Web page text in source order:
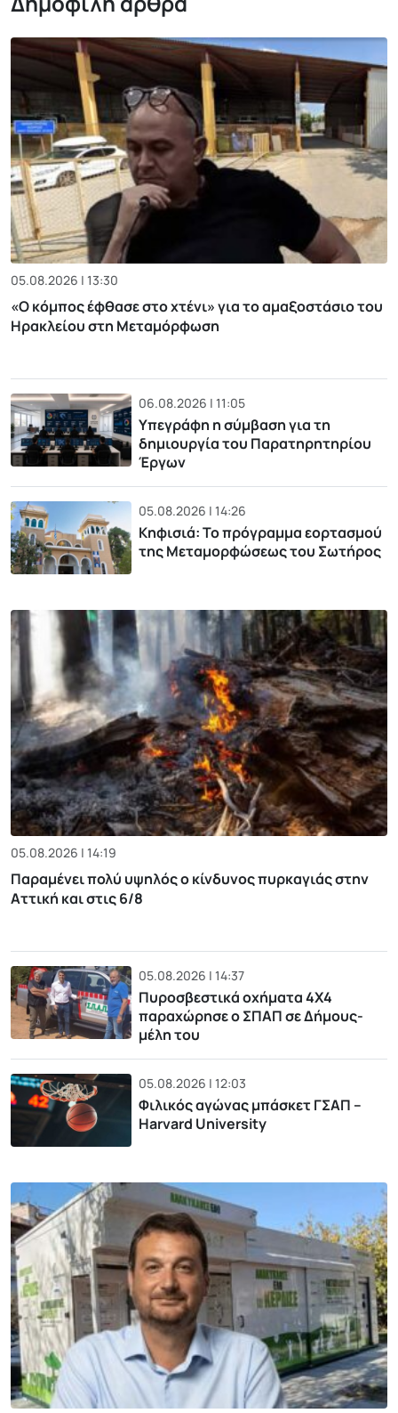
05.08.2026 | 13:30
«Ο κόμπος έφθασε στο χτένι» για το αμαξοστάσιο του
Ηρακλείου στη Μεταμόρφωση
06.08.2026 | 11:05
Υπεγράφη η σύμβαση για τη
δημιουργία του Παρατηρητηρίου
Έργων
05.08.2026 | 14:26
Κηφισιά: Το πρόγραμμα εορτασμού
της Μεταμορφώσεως του Σωτήρος
05.08.2026 | 14:19
Παραμένει πολύ υψηλός ο κίνδυνος πυρκαγιάς στην
Αττική και στις 6/8
05.08.2026 | 14:37
Πυροσβεστικά οχήματα 4Χ4
παραχώρησε ο ΣΠΑΠ σε Δήμους-
μέλη του
05.08.2026 | 12:03
Φιλικός αγώνας μπάσκετ ΓΣΑΠ –
Harvard University